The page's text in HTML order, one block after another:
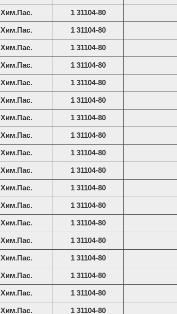
Хим.Пас. 1 31104-80
Хим.Пас. 1 31104-80
Хим.Пас. 1 31104-80
Хим.Пас. 1 31104-80
Хим.Пас. 1 31104-80
Хим.Пас. 1 31104-80
Хим.Пас. 1 31104-80
Хим.Пас. 1 31104-80
Хим.Пас. 1 31104-80
Хим.Пас. 1 31104-80
Хим.Пас. 1 31104-80
Хим.Пас. 1 31104-80
Хим.Пас. 1 31104-80
Хим.Пас. 1 31104-80
Хим.Пас. 1 31104-80
Хим.Пас. 1 31104-80
Хим.Пас. 1 31104-80
Хим.Пас. 1 31104-80